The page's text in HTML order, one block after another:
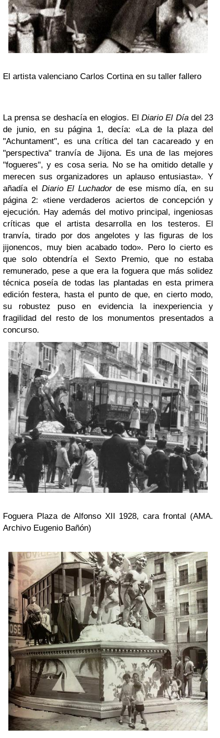
El artista valenciano Carlos Cortina en su taller fallero
La prensa se deshacía en elogios. ElDiario El Díadel 23
de junio, en su página 1, decía: «La de la plaza del
"Achuntament", es una crítica del tan cacareado y en
"perspectiva" tranvía de Jijona. Es una de las mejores
"fogueres", y es cosa seria. No se ha omitido detalle y
merecen sus organizadores un aplauso entusiasta». Y
añadía el Diario El Luchadorde ese mismo día, en su
página 2: «tiene verdaderos aciertos de concepción y
ejecución. Hay además del motivo principal, ingeniosas
críticas que el artista desarrolla en los testeros. El
tranvía, tirado por dos angelotes y las figuras de los
jijonencos, muy bien acabado todo». Pero lo cierto es
que solo obtendría el Sexto Premio, que no estaba
remunerado, pese a que era la foguera que más solidez
técnica poseía de todas las plantadas en esta primera
edición festera, hasta el punto de que, en cierto modo,
su robustez puso en evidencia la inexperiencia y
fragilidad del resto de los monumentos presentados a
concurso.
Foguera Plaza de Alfonso XII 1928, cara frontal (AMA.
Archivo Eugenio Bañón)